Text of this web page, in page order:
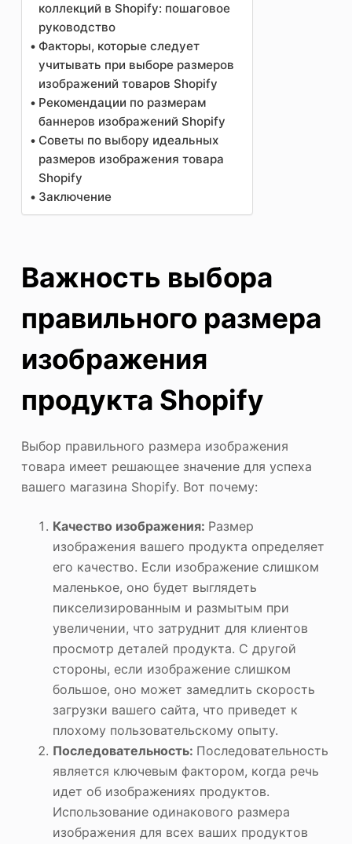
коллекций в Shopify: пошаговое
руководство
Факторы, которые следует
учитывать при выборе размеров
изображений товаров Shopify
Рекомендации по размерам
баннеров изображений Shopify
Советы по выбору идеальных
размеров изображения товара
Shopify
Заключение
Важность выбора
правильного размера
изображения
продукта Shopify
Выбор правильного размера изображения
товара имеет решающее значение для успеха
вашего магазина Shopify. Вот почему:
Качество изображения: Размер
изображения вашего продукта определяет
его качество. Если изображение слишком
маленькое, оно будет выглядеть
пикселизированным и размытым при
увеличении, что затруднит для клиентов
просмотр деталей продукта. С другой
стороны, если изображение слишком
большое, оно может замедлить скорость
загрузки вашего сайта, что приведет к
плохому пользовательскому опыту.
Последовательность: Последовательность
является ключевым фактором, когда речь
идет об изображениях продуктов.
Использование одинакового размера
изображения для всех ваших продуктов